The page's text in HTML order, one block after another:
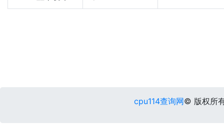
cpu114查询网© 版权所